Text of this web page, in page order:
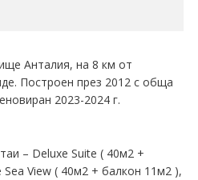
Анталия, на 8 км от
Построен през 2012 с обща
2023-2024 г.
– Deluxe Suite ( 40м2 +
View ( 40м2 + балкон 11м2 ),